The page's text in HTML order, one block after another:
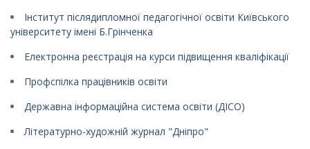
Інститут післядипломної педагогічної освіти Київського
університету імені Б.Грінченка
Електронна реєстрація на курси підвищення кваліфікації
Профспілка працівників освіти
Державна інформаційна система освіти (ДІСО)
Літературно-художній журнал "Дніпро"